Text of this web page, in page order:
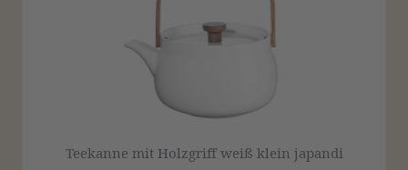
Teekanne mit Holzgriff weiß klein japandi